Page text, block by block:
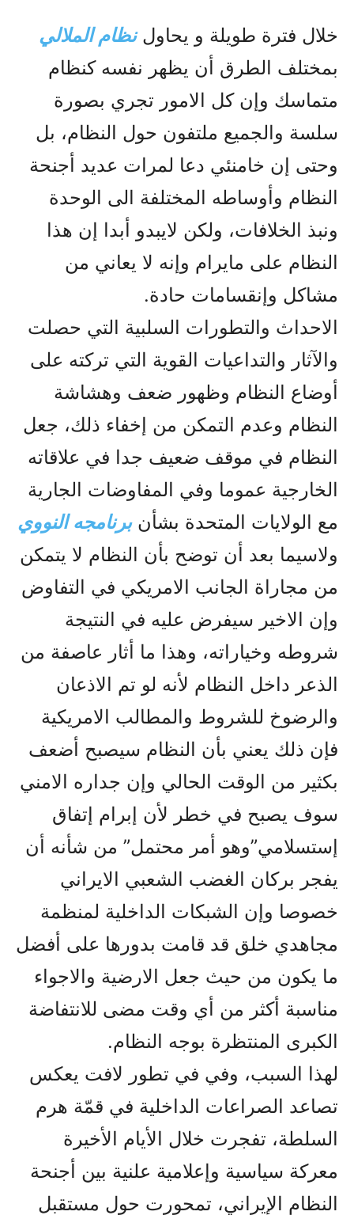
خلال فترة طویلة و يحاولنظام الملالي
بمختلف الطرق أن يظهر نفسه کنظام
متماسك وإن کل الامور تجري بصورة
سلسة والجميع ملتفون حول النظام، بل
وحتى إن خامنئي دعا لمرات عديد أجنحة
النظام وأوساطه المختلفة الى الوحدة
ونبذ الخلافات، ولکن لايبدو أبدا إن هذا
النظام على مايرام وإنه لا يعاني من
مشاکل وإنقسامات حادة.
الاحداث والتطورات السلبية التي حصلت
والآثار والتداعيات القوية التي ترکته على
أوضاع النظام وظهور ضعف وهشاشة
النظام وعدم التمکن من إخفاء ذلك، جعل
النظام في موقف ضعيف جدا في علاقاته
الخارجية عموما وفي المفاوضات الجارية
مع الولايات المتحدة بشأنبرنامجه النووي
ولاسيما بعد أن توضح بأن النظام لا يتمکن
من مجاراة الجانب الامريکي في التفاوض
وإن الاخير سيفرض عليه في النتيجة
شروطه وخياراته، وهذا ما أثار عاصفة من
الذعر داخل النظام لأنه لو تم الاذعان
والرضوخ للشروط والمطالب الامريکية
فإن ذلك يعني بأن النظام سيصبح أضعف
بکثير من الوقت الحالي وإن جداره الامني
سوف يصبح في خطر لأن إبرام إتفاق
إستسلامي”وهو أمر محتمل” من شأنه أن
يفجر برکان الغضب الشعبي الايراني
خصوصا وإن الشبکات الداخلية لمنظمة
مجاهدي خلق قد قامت بدورها على أفضل
ما يکون من حيث جعل الارضية والاجواء
مناسبة أکثر من أي وقت مضى للانتفاضة
الکبرى المنتظرة بوجه النظام.
لهذا السبب، وفي في تطور لافت يعكس
تصاعد الصراعات الداخلية في قمّة هرم
السلطة، تفجرت خلال الأيام الأخيرة
معركة سياسية وإعلامية علنية بين أجنحة
النظام الإيراني، تمحورت حول مستقبل